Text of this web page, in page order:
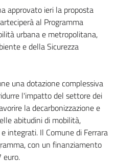
approvato ieri la proposta
al Programma
urbana e metropolitana,
e della Sicurezza
una dotazione complessiva
l'impatto del settore dei
la decarbonizzazione e
abitudini di mobilità,
Il Comune di Ferrara
con un finanziamento
euro.